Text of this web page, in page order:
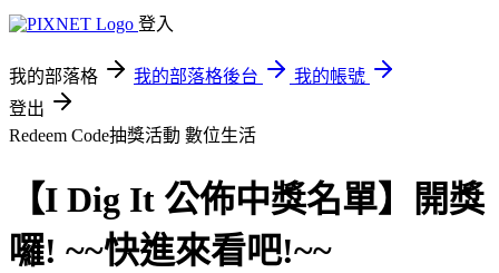
登入
我的部落格 我的部落格後台
我的帳號
登出
Redeem Code抽獎活動 數位生活
【I Dig It 公佈中獎名單】開獎
囉! ~~快進來看吧!~~